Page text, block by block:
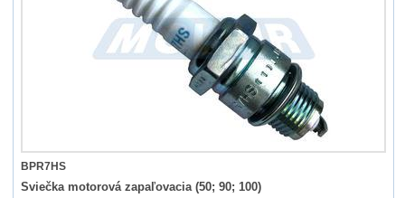
BPR7HS
Sviečka motorová zapaľovacia (50; 90; 100)